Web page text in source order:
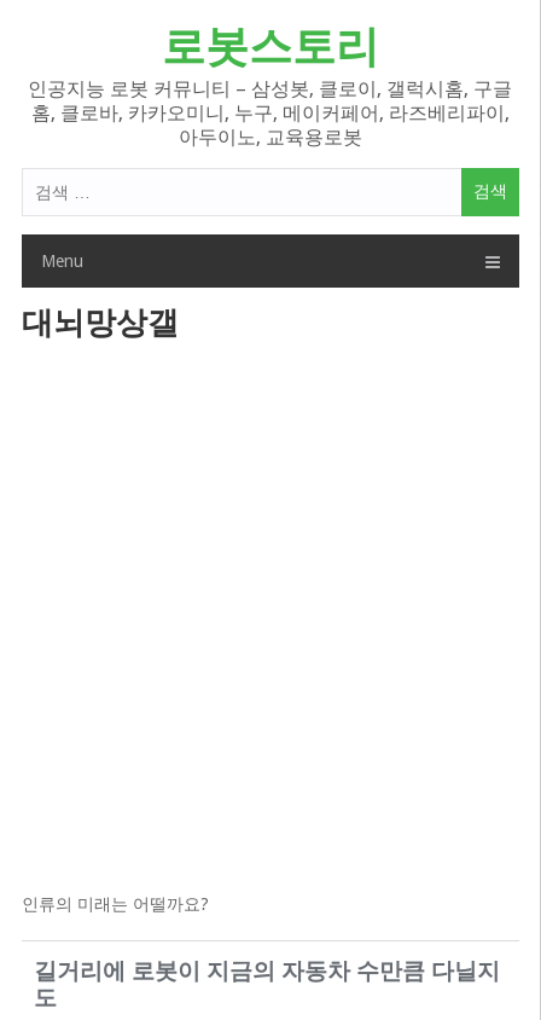
로봇스토리
인공지능 로봇 커뮤니티 – 삼성봇, 클로이, 갤럭시홈, 구글
홈, 클로바, 카카오미니, 누구, 메이커페어, 라즈베리파이,
아두이노, 교육용로봇
색
Menu
대뇌망상갤
인류의 미래는 어떨까요?
길거리에 로봇이 지금의 자동차 수만큼 다닐지
도